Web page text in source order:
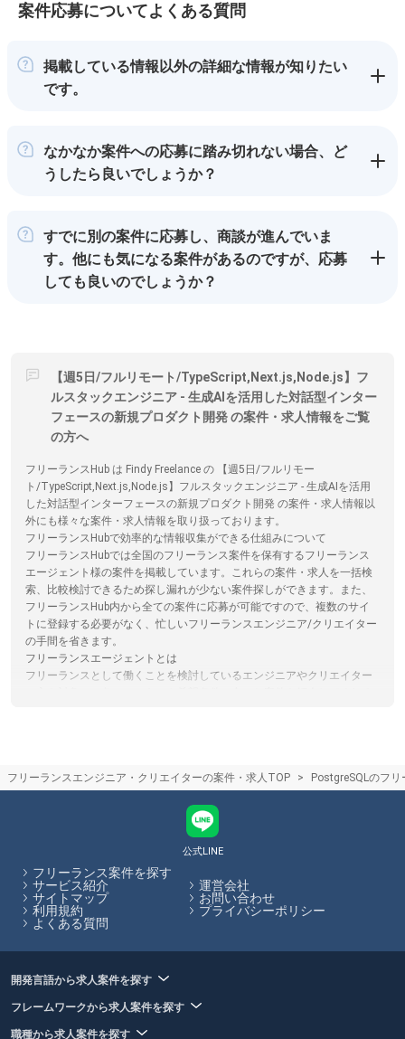
案件応募についてよくある質問
掲載している情報以外の詳細な情報が知りたい
です。
なかなか案件への応募に踏み切れない場合、ど
うしたら良いでしょうか？
すでに別の案件に応募し、商談が進んでいま
す。他にも気になる案件があるのですが、応募
しても良いのでしょうか？
【週5日/フルリモート/TypeScript,Next.js,Node.js】フ
ルスタックエンジニア - 生成AIを活用した対話型インター
フェースの新規プロダクト開発 の案件・求人情報をご覧
の方へ
フリーランスHub は Findy Freelance の 【週5日/フルリモー
ト/TypeScript,Next.js,Node.js】フルスタックエンジニア - 生成AIを活用
した対話型インターフェースの新規プロダクト開発 の案件・求人情報以
外にも様々な案件・求人情報を取り扱っております。
フリーランスHubで効率的な情報収集ができる仕組みについて
フリーランスHubでは全国のフリーランス案件を保有するフリーランス
エージェント様の案件を掲載しています。これらの案件・求人を一括検
索、比較検討できるため探し漏れが少ない案件探しができます。また、
フリーランスHub内から全ての案件に応募が可能ですので、複数のサイ
トに登録する必要がなく、忙しいフリーランスエンジニア/クリエイター
の手間を省きます。
フリーランスエージェントとは
フリーランスとして働くことを検討しているエンジニアやクリエイター
フリーランスエージェント担当者との面談のコツ
働可能な日数、勤務形態などを伝えましょう。正しく希望を伝えること
で、お客様の希望に合った案件の紹介可能性が高まります。フリーラン
スHubでは、各エージェントのサービス内容やその比較をサイト内で行
うことができます。
フリーランスHubはお客様のフリーランス案件探しを最大限サポートし
ていきます。
フリーランスエンジニア・クリエイターの案件・求人TOP PostgreSQLのフ
公式LINE
フリーランス案件を探す
サービス紹介
運営会社
サイトマップ
お問い合わせ
利用規約
プライバシーポリシー
よくある質問
開発言語から求人案件を探す
フレームワークから求人案件を探す
職種から求人案件を探す